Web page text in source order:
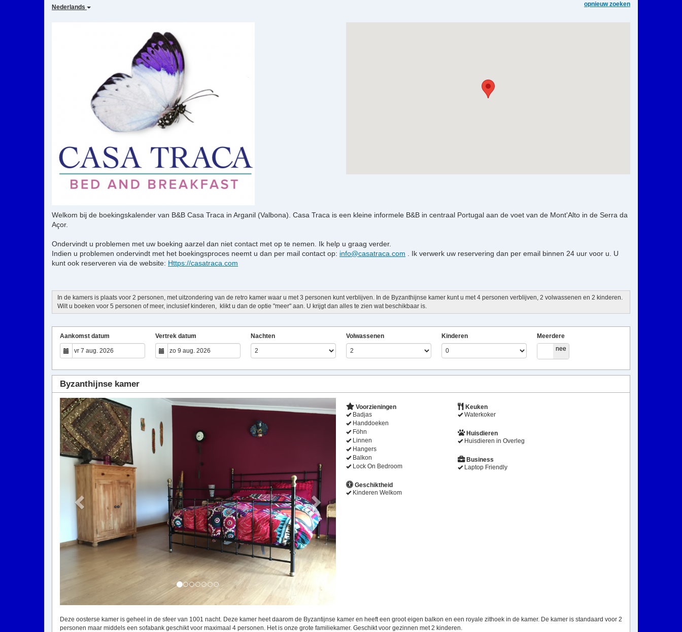
Nederlands opnieuw zoeken
Welkom bij de boekingskalender van B&B Casa Traca in Arganil (Valbona). Casa Traca is een kleine informele B&B in centraal Portugal aan de voet van de Mont'Alto in de Serra da
Açor.
Ondervindt u problemen met uw boeking aarzel dan niet contact met op te nemen. Ik help u graag verder.
Indien u problemen ondervindt met het boekingsproces neemt u dan per mail contact op: info@casatraca.com . Ik verwerk uw reservering dan per email binnen 24 uur voor u. U
kunt ook reserveren via de website: Https://casatraca.com
In de kamers is plaats voor 2 personen, met uitzondering van de retro kamer waar u met 3 personen kunt verblijven. In de Byzanthijnse kamer kunt u met 4 personen verblijven, 2 volwassenen en 2 kinderen.
Wilt u boeken voor 5 personen of meer, inclusief kinderen, klikt u dan de optie "meer" aan. U krijgt dan alles te zien wat beschikbaar is.
Aankomst datum Vertrek datum Nachten Volwassenen Kinderen
Meerdere
nee
Byzanthijnse kamer
Previous Next
Voorzieningen
Badjas
Handdoeken
Föhn
Linnen
Hangers
Balkon
Lock On Bedroom
Keuken
Waterkoker
Huisdieren
Huisdieren in Overleg
Business
Laptop Friendly
Geschiktheid
Kinderen Welkom
Deze oosterse kamer is geheel in de sfeer van 1001 nacht. Deze kamer heet daarom de Byzantijnse kamer en heeft een groot eigen balkon en een royale zithoek in de kamer. De kamer is standaard voor 2
personen maar middels een sofabank geschikt voor maximaal 4 personen. Het is onze grote familiekamer. Geschikt voor gezinnen met 2 kinderen.